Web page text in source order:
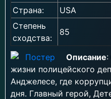
Страна:
USA
Степень
сходства:
85
Описание:
жизни полицейского
Анджелесе, где
дня. Главный герой,